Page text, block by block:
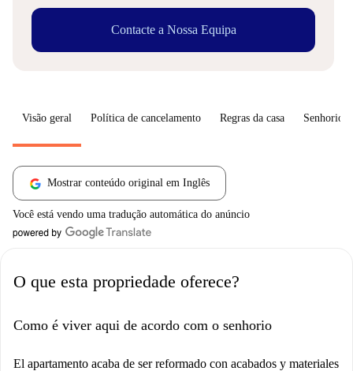
Contacte a Nossa Equipa
Visão geral Política de cancelamento Regras da casa Senhorio
Mostrar conteúdo original em Inglês
Você está vendo uma tradução automática do anúncio
O que esta propriedade oferece?
Como é viver aqui de acordo com o senhorio
El apartamento acaba de ser reformado con acabados y materiales